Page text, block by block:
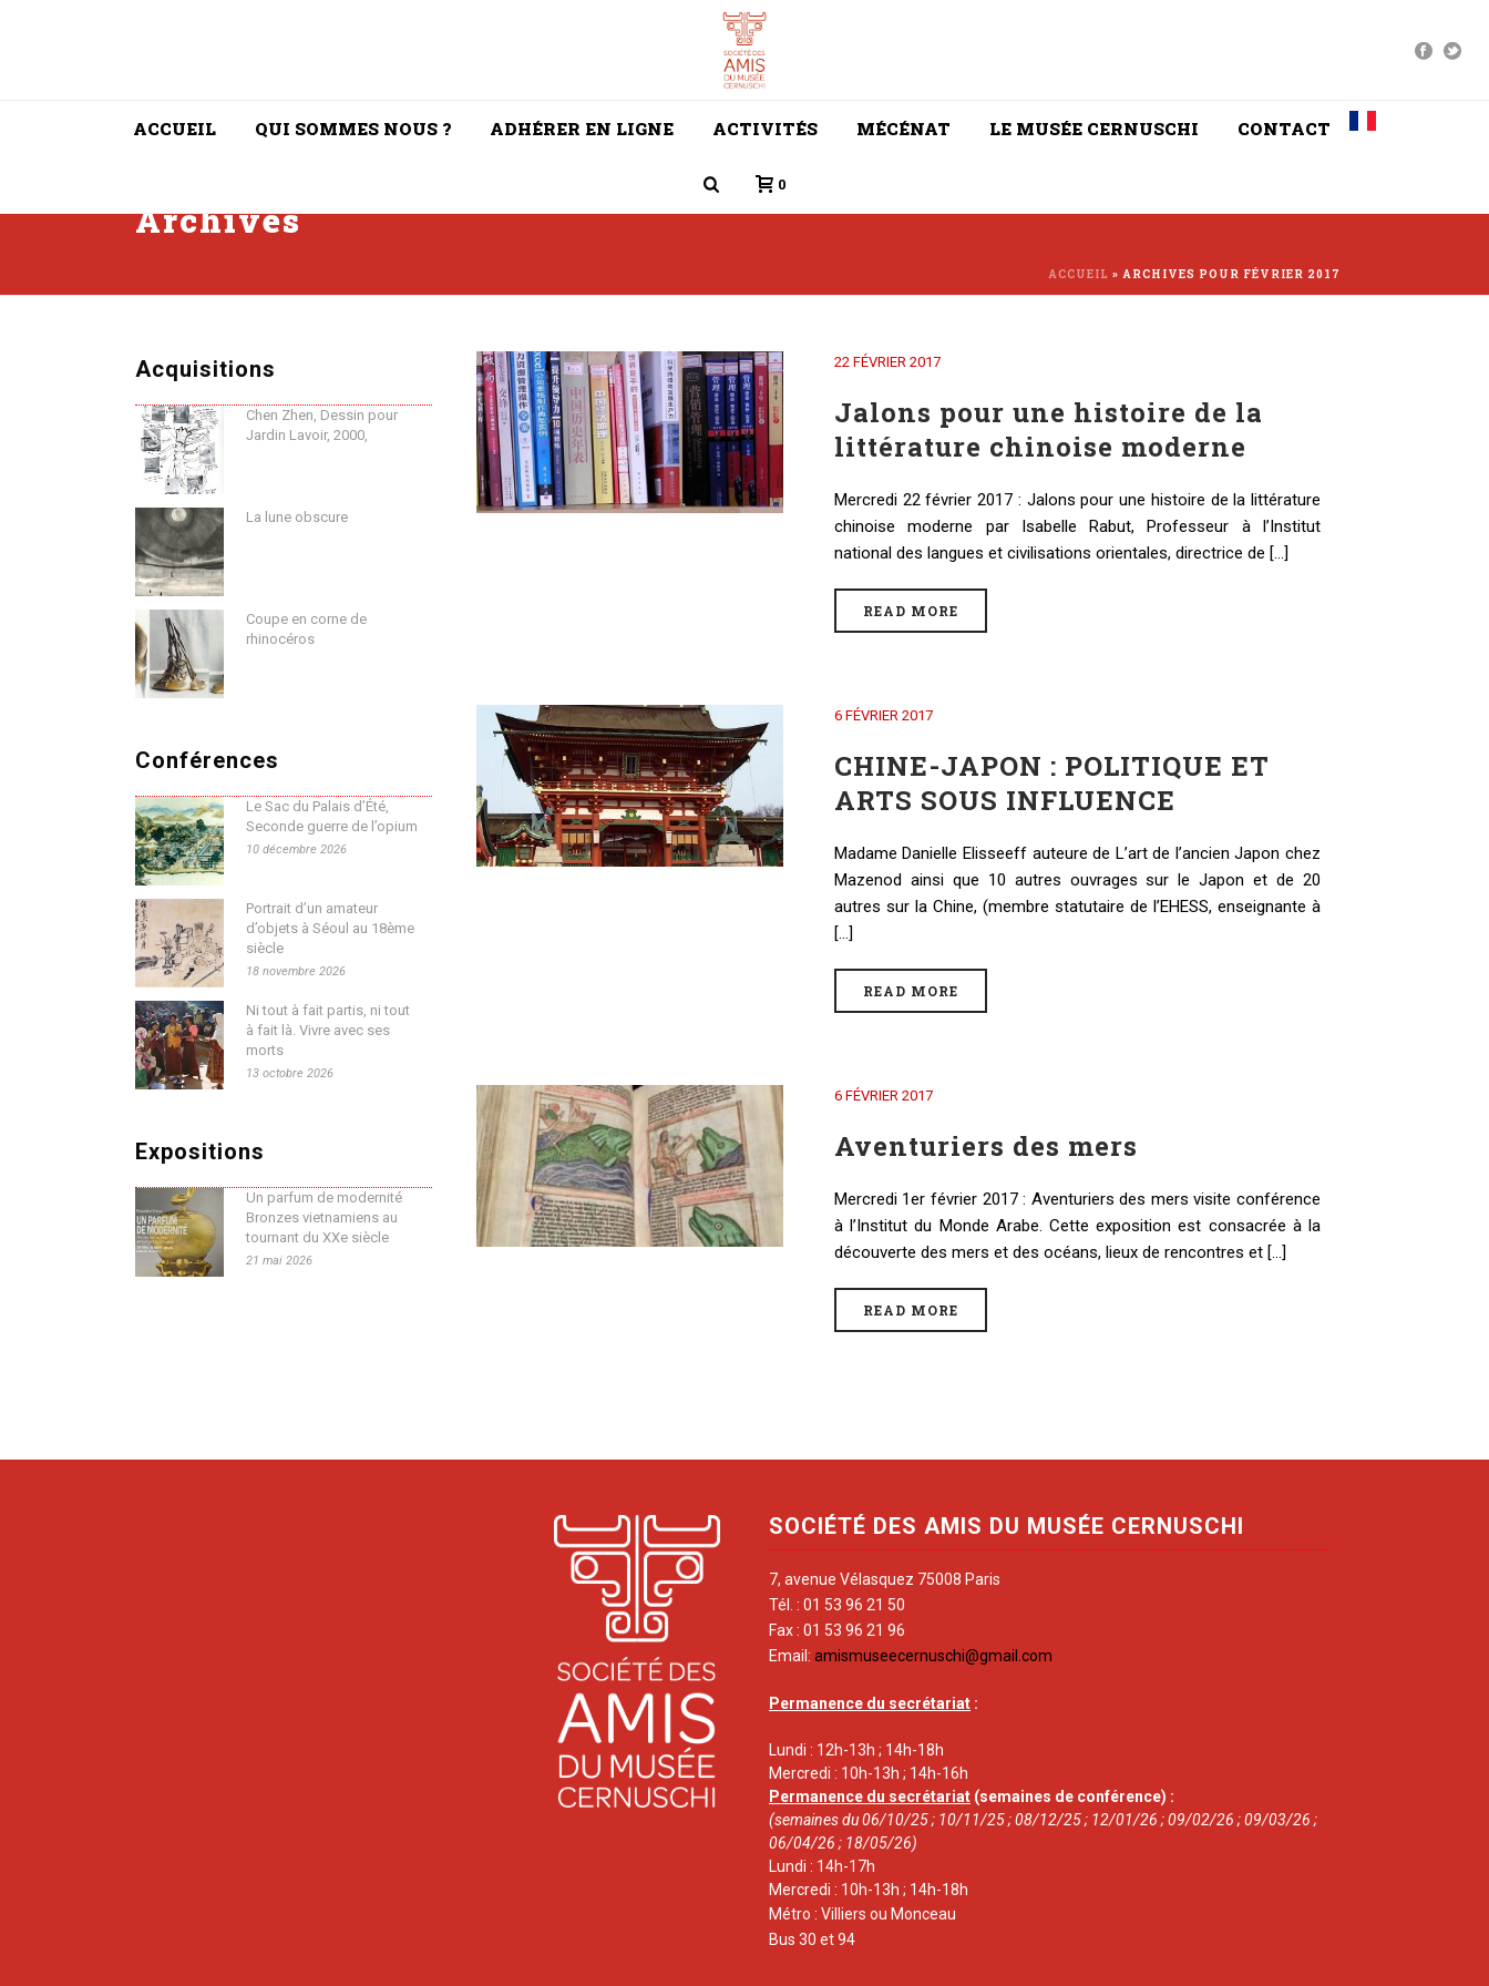
ACCUEIL QUI SOMMES NOUS ? ADHÉRER EN LIGNE ACTIVITÉS MÉCÉNAT LE MUSÉE CERNUSCHI CONTACT
0
Archives
ACCUEIL » ARCHIVES POUR FÉVRIER 2017
22 FÉVRIER 2017
Jalons pour une histoire de la
littérature chinoise moderne
Mercredi 22 février 2017 : Jalons pour une histoire de la littérature
chinoise moderne par Isabelle Rabut, Professeur à l’Institut
national des langues et civilisations orientales, directrice de [...]
READ MORE
6 FÉVRIER 2017
CHINE-JAPON : POLITIQUE ET
ARTS SOUS INFLUENCE
Madame Danielle Elisseeff auteure de L’art de l’ancien Japon chez
Mazenod ainsi que 10 autres ouvrages sur le Japon et de 20
autres sur la Chine, (membre statutaire de l’EHESS, enseignante à
[...]
READ MORE
6 FÉVRIER 2017
Aventuriers des mers
Mercredi 1er février 2017 : Aventuriers des mers visite conférence
à l’Institut du Monde Arabe. Cette exposition est consacrée à la
découverte des mers et des océans, lieux de rencontres et [...]
READ MORE
Acquisitions
Chen Zhen, Dessin pour
Jardin Lavoir, 2000,
La lune obscure
Coupe en corne de
rhinocéros
Conférences
Le Sac du Palais d’Été,
Seconde guerre de l’opium
10 décembre 2026
Portrait d’un amateur
d’objets à Séoul au 18ème
siècle
18 novembre 2026
Ni tout à fait partis, ni tout
à fait là. Vivre avec ses
morts
13 octobre 2026
Expositions
Un parfum de modernité
Bronzes vietnamiens au
tournant du XXe siècle
21 mai 2026
SOCIÉTÉ DES AMIS DU MUSÉE CERNUSCHI
7, avenue Vélasquez 75008 Paris
Tél. : 01 53 96 21 50
Fax : 01 53 96 21 96
Email: amismuseecernuschi@gmail.com
Permanence du secrétariat :
Lundi : 12h-13h ; 14h-18h
Mercredi : 10h-13h ; 14h-16h
Permanence du secrétariat (semaines de conférence) :
(semaines du 06/10/25 ; 10/11/25 ; 08/12/25 ; 12/01/26 ; 09/02/26 ; 09/03/26 ;
06/04/26 ; 18/05/26)
Lundi : 14h-17h
Mercredi : 10h-13h ; 14h-18h
Métro : Villiers ou Monceau
Bus 30 et 94